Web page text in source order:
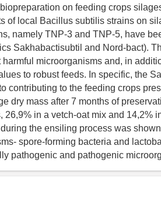
on feeding crops
of local Bacillus subtilis strains on
namely TNP-3 and TNP-5, have
Sakhabactisubtil and Nord-bact).
microorganisms and, in
to robust feeds. In specific, the
contributing to the feeding crops
dry mass after 7 months of
26,9% in a vetch-oat mix and 14,2%
the ensiling process was
spore-forming bacteria and
pathogenic and pathogenic